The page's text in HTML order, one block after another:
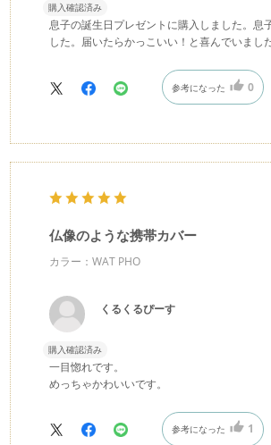
購入確認済み
息子の誕生日プレゼントに購入しました。息
した。届いたらかっこいい！と喜んでいました
参考になった 0
仏像のような携帯カバー
カラー：WAT PHO
くるくるぴーす
購入確認済み
一目惚れです。
めっちゃかわいいです。
参考になった 1